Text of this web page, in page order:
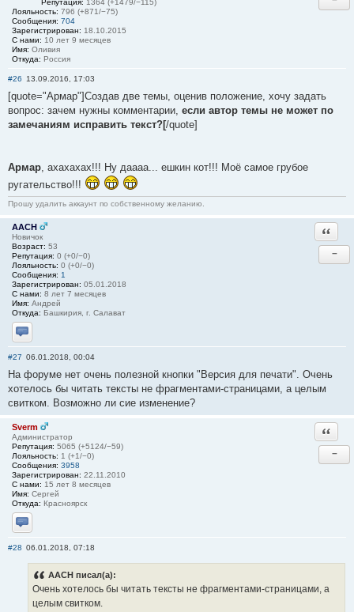
Репутация: 1364 (+1479/−115)
Лояльность: 796 (+871/−75)
Сообщения: 704
Зарегистрирован: 18.10.2015
С нами: 10 лет 9 месяцев
Имя: Оливия
Откуда: Россия
#26 13.09.2016, 17:03
[quote="Армар"]Создав две темы, оценив положение, хочу задать
вопрос: зачем нужны комментарии, если автор темы не может по
замечаниям исправить текст?[/quote]
Армар, ахахахах!!! Ну даааа... ешкин кот!!! Моё самое грубое
ругательство!!!
Прошу удалить аккаунт по собственному желанию.
AACH
Новичок
Возраст: 53
Репутация: 0 (+0/−0)
Лояльность: 0 (+0/−0)
Сообщения: 1
Зарегистрирован: 05.01.2018
С нами: 8 лет 7 месяцев
Имя: Андрей
Откуда: Башкирия, г. Салават
Отправить личное сообщение
−
#27 06.01.2018, 00:04
На форуме нет очень полезной кнопки "Версия для печати". Очень
хотелось бы читать тексты не фрагментами-страницами, а целым
свитком. Возможно ли сие изменение?
Sverm
Администратор
Репутация: 5065 (+5124/−59)
Лояльность: 1 (+1/−0)
Сообщения: 3958
Зарегистрирован: 22.11.2010
С нами: 15 лет 8 месяцев
Имя: Сергей
Откуда: Красноярск
Отправить личное сообщение
−
#28 06.01.2018, 07:18
AACH писал(а):
Очень хотелось бы читать тексты не фрагментами-страницами, а
целым свитком.